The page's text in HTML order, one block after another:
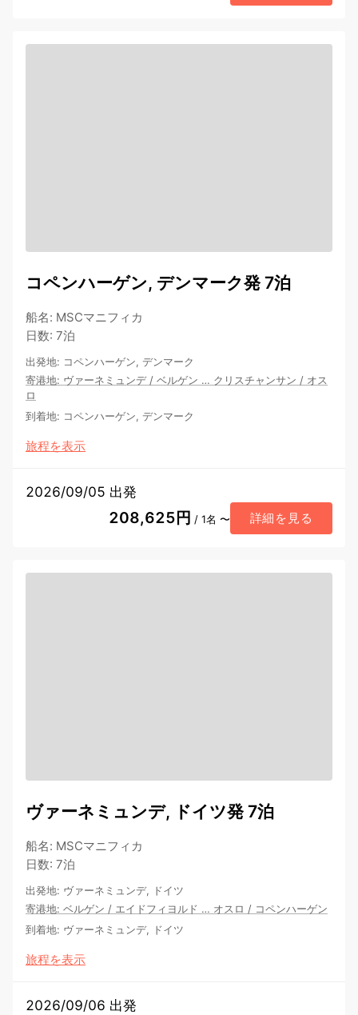
コペンハーゲン, デンマーク発 7泊
船名: MSCマニフィカ
日数: 7泊
出発地: コペンハーゲン, デンマーク
寄港地: ヴァーネミュンデ/ ベルゲン … クリスチャンサン / オス
ロ
到着地: コペンハーゲン, デンマーク
旅程を表示
2026/09/05 出発
208,625円 / 1名 〜 詳細を見る
ヴァーネミュンデ, ドイツ発 7泊
船名: MSCマニフィカ
日数: 7泊
出発地: ヴァーネミュンデ, ドイツ
寄港地: ベルゲン / エイドフィヨルド … オスロ / コペンハーゲン
到着地: ヴァーネミュンデ, ドイツ
旅程を表示
2026/09/06 出発